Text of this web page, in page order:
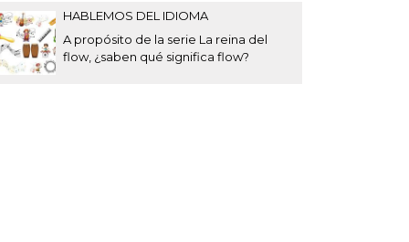
HABLEMOS DEL IDIOMA
A propósito de la serie La reina del
flow, ¿saben qué significa flow?